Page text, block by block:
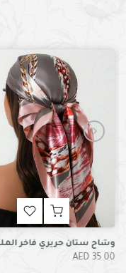
وشاح ساتان فاخر